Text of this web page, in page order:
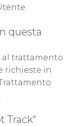
questa
al trattamento
richieste in
Track”